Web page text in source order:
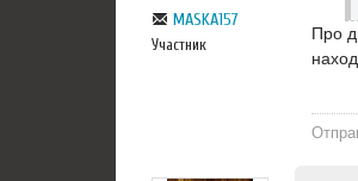
MASKA157
Участник
Про